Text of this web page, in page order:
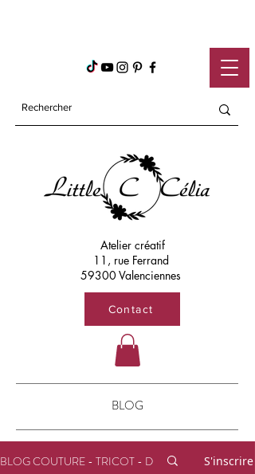
Contact
Atelier créatif
11, rue Ferrand
59300 Valenciennes
BLOG
BLOG COUTURE - TRICOT - DIY S'inscrire